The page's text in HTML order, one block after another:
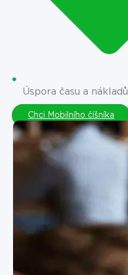
Úspora času a nákladů
Chci Mobilního číšníka